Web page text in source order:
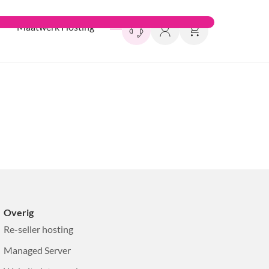
Maatwerk Hosting
Overig
Re-seller hosting
Managed Server